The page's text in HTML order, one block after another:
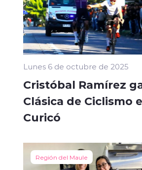
Lunes 6 de octubre de 2025
Cristóbal Ramírez
Clásica de Ciclismo
Curicó
Región del Maule